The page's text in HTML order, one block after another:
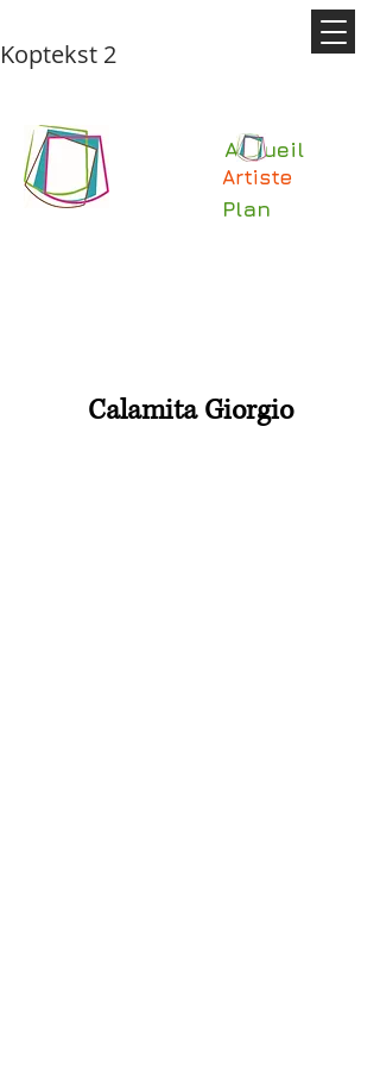
Koptekst 2
Accueil
Artiste
Plan
Calamita Giorgio